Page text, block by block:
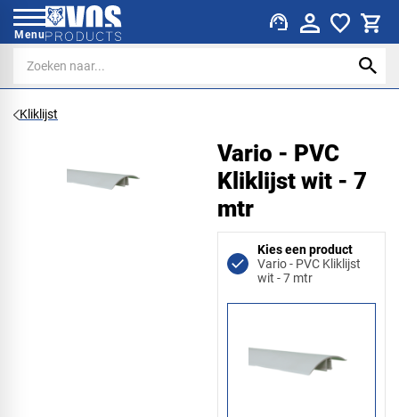
Menu support_agent
Kliklijst
Vario - PVC
Kliklijst wit - 7
mtr
Kies een product
Vario - PVC Kliklijst
wit - 7 mtr